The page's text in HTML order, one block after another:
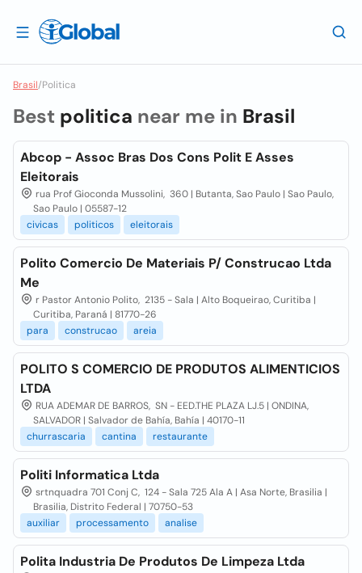
Brasil/Politica
Best politica near me in Brasil
Abcop - Assoc Bras Dos Cons Polit E Asses
Eleitorais
rua Prof Gioconda Mussolini, 360 | Butanta, Sao Paulo | Sao Paulo,
Sao Paulo | 05587-12
civicas
politicos eleitorais
Polito Comercio De Materiais P/ Construcao Ltda
Me
r Pastor Antonio Polito, 2135 - Sala | Alto Boqueirao, Curitiba |
Curitiba, Paraná | 81770-26
para
construcao areia
POLITO S COMERCIO DE PRODUTOS ALIMENTICIOS
LTDA
RUA ADEMAR DE BARROS, SN - EED.THE PLAZA LJ.5 | ONDINA,
SALVADOR | Salvador de Bahía, Bahía | 40170-11
churrascaria
cantina restaurante
Politi Informatica Ltda
srtnquadra 701 Conj C, 124 - Sala 725 Ala A | Asa Norte, Brasilia |
Brasilia, Distrito Federal | 70750-53
auxiliar
processamento analise
Polita Industria De Produtos De Limpeza Ltda